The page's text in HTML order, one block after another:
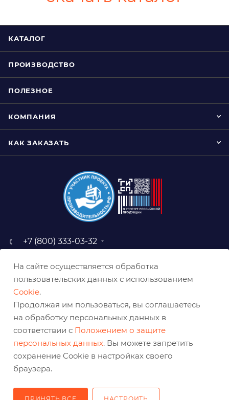
КАТАЛОГ
ПРОИЗВОДСТВО
ПОЛЕЗНОЕ
КОМПАНИЯ
КАК ЗАКАЗАТЬ
+7 (800) 333-03-32
baz@belabraziv.ru
308009, Россия, г. Белгород,
На сайте осуществляется обработка
пользовательских данных с использованием
Cookie.
Продолжая им пользоваться, вы соглашаетесь
на обработку персональных данных в
соответствии с Положением о защите
персональных данных. Вы можете запретить
сохранение Cookie в настройках своего
браузера.